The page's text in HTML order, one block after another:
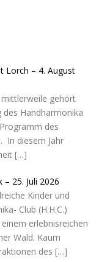
Lorch – 4. August
mittlerweile gehört
Handharmonika
des
In diesem Jahr
[…]
– 25. Juli 2026
Kinder und
Club (H.H.C.)
erlebnisreichen
Wald. Kaum
des […]